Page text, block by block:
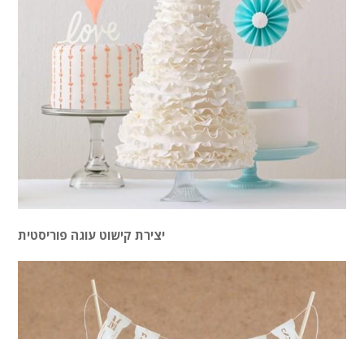
יצירת קישוט עוגה פוריסטית